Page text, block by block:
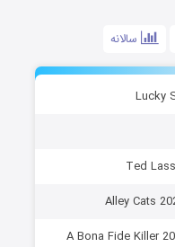
سالانه